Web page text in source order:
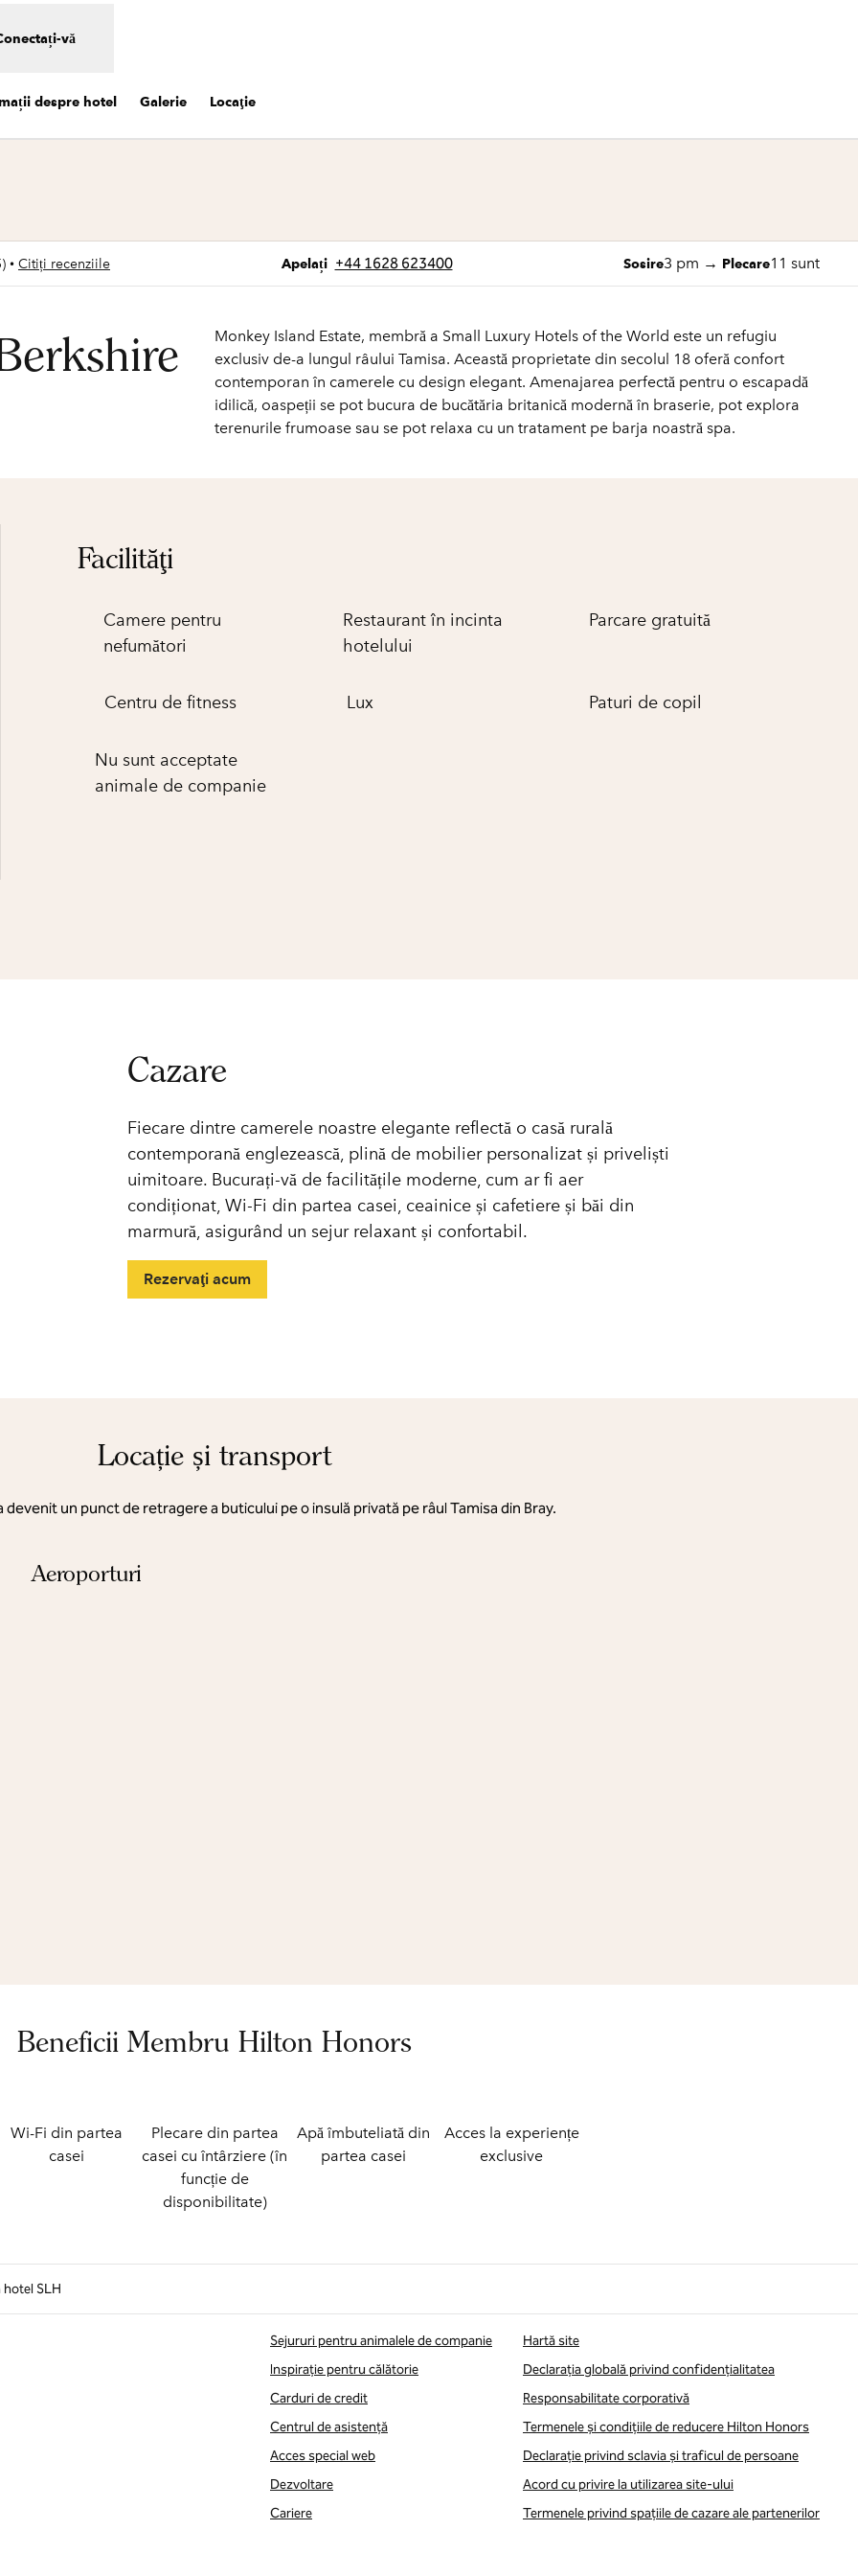
vă
despre hotel Galerie Locaţie
) • Citiți recenziile Apelați
Apelare +44 1628 623400 Sosire3 pm → Plecare11 sunt
Monkey Island Estate, membră a Small Luxury Hotels of the World este un refugiu
exclusiv de-a lungul râului Tamisa. Această proprietate din secolul 18 oferă confort
contemporan în camerele cu design elegant. Amenajarea perfectă pentru o escapadă
idilică, oaspeții se pot bucura de bucătăria britanică modernă în braserie, pot explora
terenurile frumoase sau se pot relaxa cu un tratament pe barja noastră spa.
Facilităţi
Camere pentru
nefumători
Restaurant în incinta
hotelului
Parcare gratuită
Centru de fitness Lux Paturi de copil
Nu sunt acceptate
animale de companie
Cazare
Fiecare dintre camerele noastre elegante reflectă o casă rurală
contemporană englezească, plină de mobilier personalizat și priveliști
uimitoare. Bucurați-vă de facilitățile moderne, cum ar fi aer
condiționat, Wi-Fi din partea casei, ceainice și cafetiere și băi din
marmură, asigurând un sejur relaxant și confortabil.
Rezervaţi acum
Locație și transport
devenit un punct de retragere a buticului pe o insulă privată pe râul Tamisa din Bray.
Aeroporturi
Beneficii Membru Hilton Honors
Wi-Fi din partea
casei
Plecare din partea
casei cu întârziere (în
funcție de
disponibilitate)
Apă îmbuteliată din
partea casei
Acces la experiențe
exclusive
hotel SLH
Sejururi pentru animalele de companie
Inspirație pentru călătorie
Carduri de credit
Centrul de asistență
Acces special web
Dezvoltare
Cariere
Hartă site
Declarația globală privind confidenţialitatea
Responsabilitate corporativă
Termenele și condițiile de reducere Hilton Honors
Declarație privind sclavia și traficul de persoane
Acord cu privire la utilizarea site-ului
Termenele privind spațiile de cazare ale partenerilor